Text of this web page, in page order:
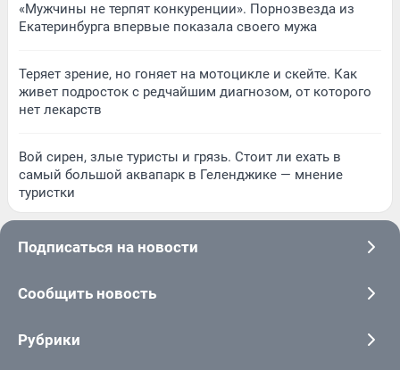
«Мужчины не терпят конкуренции». Порнозвезда из
Екатеринбурга впервые показала своего мужа
Теряет зрение, но гоняет на мотоцикле и скейте. Как
живет подросток с редчайшим диагнозом, от которого
нет лекарств
Вой сирен, злые туристы и грязь. Стоит ли ехать в
самый большой аквапарк в Геленджике — мнение
туристки
Подписаться на новости
Сообщить новость
Рубрики